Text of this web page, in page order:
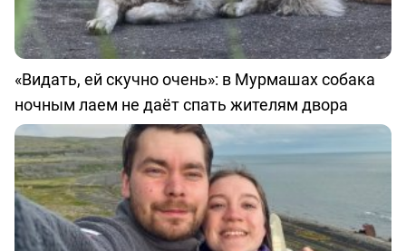
«Видать, ей скучно очень»: в Мурмашах собака
ночным лаем не даёт спать жителям двора